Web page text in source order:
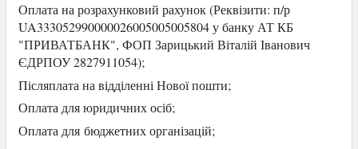
Оплата на розрахунковий рахунок (Реквізити: п/р
UA333052990000026005005005804 у банку АТ КБ
"ПРИВАТБАНК", ФОП Зарицький Віталій Іванович
ЄДРПОУ 2827911054);
Післяплата на відділенні Нової пошти;
Оплата для юридичних осіб;
Оплата для бюджетних організацій;